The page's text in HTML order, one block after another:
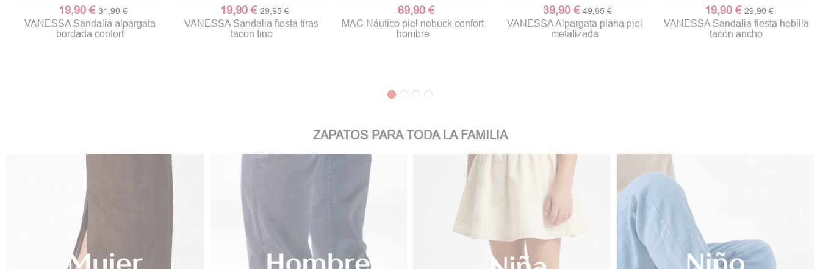
19,90 € 31,90 €
VANESSA Sandalia alpargata
bordada confort
19,90 €29,95 €
VANESSA Sandalia fiesta tiras
tacón fino
69,90 €
MAC Náutico piel nobuck confort
hombre
39,90 €49,95 €
VANESSA Alpargata plana piel
metalizada
19,90 €29,90 €
VANESSA Sandalia fiesta hebilla
tacón ancho
ZAPATOS PARA TODA LA FAMILIA